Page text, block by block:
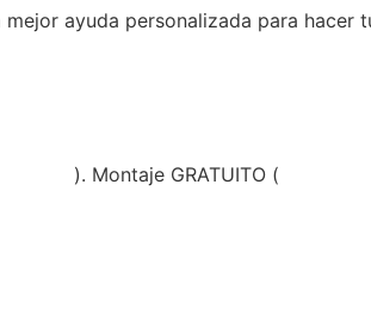
ayuda personalizada para hacer
). Montaje GRATUITO (